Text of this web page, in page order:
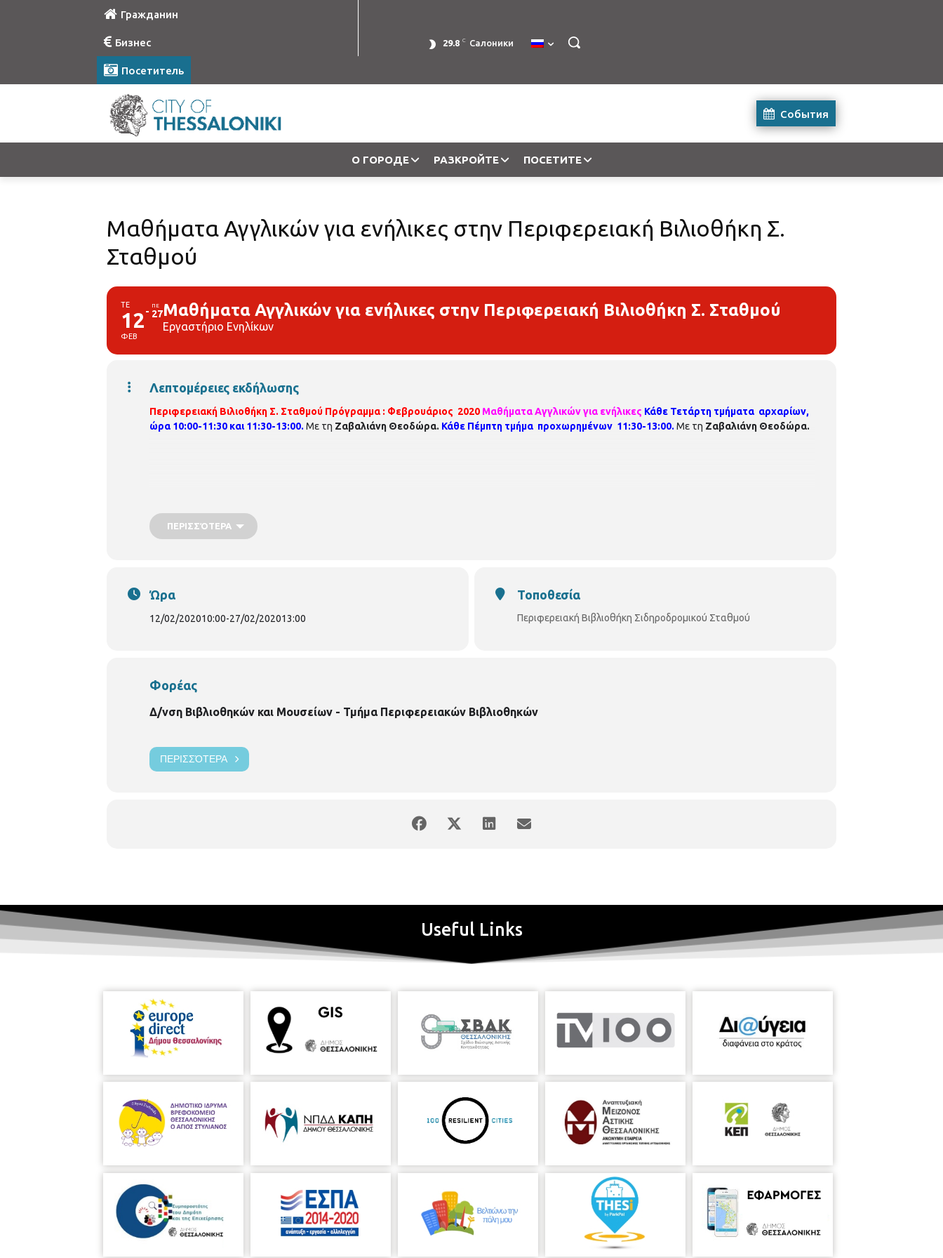
Гражданин
Бизнес
Посетитель
29.8 C Салоники
События
О ГОРОДЕ РАЗКРОЙТЕ ПОСЕТИТЕ
Μαθήματα Αγγλικών για ενήλικες στην Περιφερειακή Βιλιοθήκη Σ.
Σταθμού
ΤΕ
12
ΦΕΒ
ΠΕ
27Μαθήματα Αγγλικών για ενήλικες στην Περιφερειακή Βιλιοθήκη Σ. Σταθμού
Εργαστήριο Ενηλίκων
Λεπτομέρειες εκδήλωσης
Περιφερειακή Βιλιοθήκη Σ. Σταθμού Πρόγραμμα : Φεβρουάριος 2020 Μαθήματα Αγγλικών για ενήλικες Κάθε Τετάρτη τμήματα αρχαρίων,
ώρα 10:00-11:30 και 11:30-13:00. Με τη Ζαβαλιάνη Θεοδώρα. Κάθε Πέμπτη τμήμα προχωρημένων 11:30-13:00. Με τη Ζαβαλιάνη Θεοδώρα.
ΠΕΡΙΣΣΌΤΕΡΑ
Ώρα
12/02/202010:00-27/02/202013:00
Τοποθεσία
Περιφερειακή Βιβλιοθήκη Σιδηροδρομικού Σταθμού
Φορέας
Δ/νση Βιβλιοθηκών και Μουσείων - Τμήμα Περιφερειακών Βιβλιοθηκών
ΠΕΡΙΣΣΌΤΕΡΑ
Useful Links